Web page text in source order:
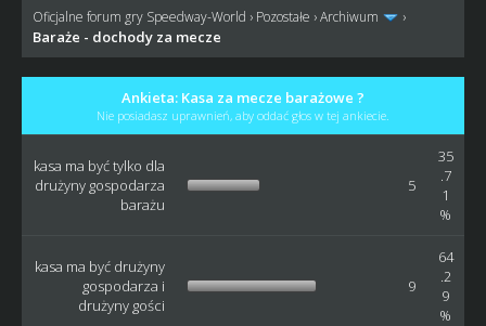
Oficjalne forum gry Speedway-World › Pozostałe ›Archiwum ›
Baraże - dochody za mecze
Ankieta: Kasa za mecze barażowe ?
Nie posiadasz uprawnień, aby oddać głos w tej ankiecie.
kasa ma być tylko dla
drużyny gospodarza
barażu
5
35
.7
1
%
kasa ma być drużyny
gospodarza i
drużyny gości
9
64
.2
9
%